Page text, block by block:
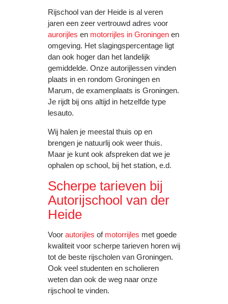
Rijschool van der Heide is al veren
jaren een zeer vertrouwd adres voor
aurorijles en motorrijles in Groningen en
omgeving. Het slagingspercentage ligt
dan ook hoger dan het landelijk
gemiddelde. Onze autorijlessen vinden
plaats in en rondom Groningen en
Marum, de examenplaats is Groningen.
Je rijdt bij ons altijd in hetzelfde type
lesauto.
Wij halen je meestal thuis op en
brengen je natuurlij ook weer thuis.
Maar je kunt ook afspreken dat we je
ophalen op school, bij het station, e.d.
Scherpe tarieven bij
Autorijschool van der
Heide
Voor autorijles of motorrijles met goede
kwaliteit voor scherpe tarieven horen wij
tot de beste rijscholen van Groningen.
Ook veel studenten en scholieren
weten dan ook de weg naar onze
rijschool te vinden.